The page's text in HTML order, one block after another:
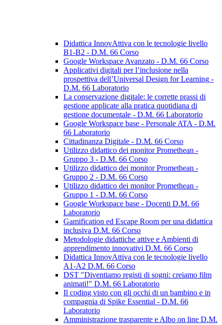
Didattica InnovAttiva con le tecnologie livello
B1-B2 - D.M. 66 Corso
Google Workspace Avanzato - D.M. 66 Corso
Applicativi digitali per l’inclusione nella
prospettiva dell’Universal Design for Learning -
D.M. 66 Laboratorio
La conservazione digitale: le corrette prassi di
gestione applicate alla pratica quotidiana di
gestione documentale - D.M. 66 Laboratorio
Google Workspace base - Personale ATA - D.M.
66 Laboratorio
Cittadinanza Digitale - D.M. 66 Corso
Utilizzo didattico dei monitor Promethean -
Gruppo 3 - D.M. 66 Corso
Utilizzo didattico dei monitor Promethean -
Gruppo 2 - D.M. 66 Corso
Utilizzo didattico dei monitor Promethean -
Gruppo 1 - D.M. 66 Corso
Google Workspace base - Docenti D.M. 66
Laboratorio
Gamification ed Escape Room per una didattica
inclusiva D.M. 66 Corso
Metodologie didattiche attive e Ambienti di
apprendimento innovativi D.M. 66 Corso
Didattica InnovAttiva con le tecnologie livello
A1-A2 D.M. 66 Corso
DST "Diventiamo registi di sogni: creiamo film
animati!" D.M. 66 Laboratorio
Il coding visto con gli occhi di un bambino e in
compagnia di Spike Essential - D.M. 66
Laboratorio
Amministrazione trasparente e Albo on line D.M.